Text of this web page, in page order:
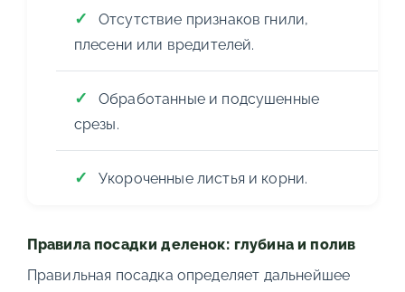
Отсутствие признаков гнили,
плесени или вредителей.
Обработанные и подсушенные
срезы.
Укороченные листья и корни.
Правила посадки деленок: глубина и полив
Правильная посадка определяет дальнейшее